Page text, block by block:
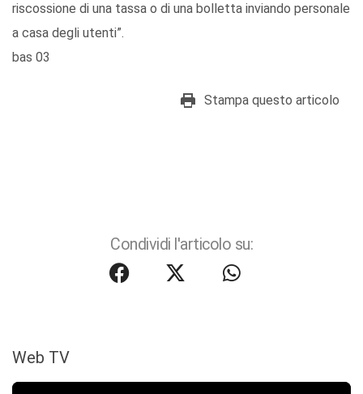
riscossione di una tassa o di una bolletta inviando personale
a casa degli utenti”.
bas 03
Stampa questo articolo
Condividi l'articolo su:
Web TV